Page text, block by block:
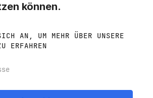
können.
AN, UM MEHR ÜBER UNSERE
ERFAHREN